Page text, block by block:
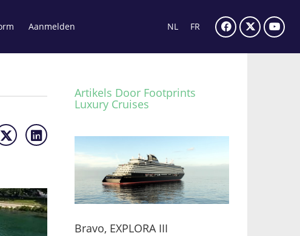
Aanmelden NL FR
Artikels Door Footprints
Luxury Cruises
Bravo, EXPLORA III